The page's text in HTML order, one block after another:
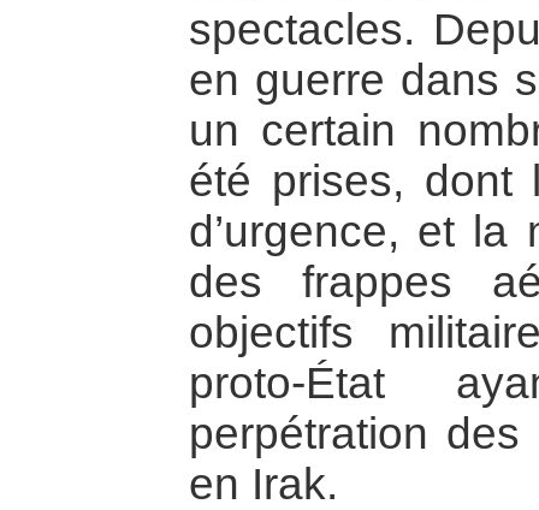
spectacles.
en guerre dans
un certain
été prises, dont
d’urgence, et la
des frappes
objectifs
proto-État
perpétration
en Irak.